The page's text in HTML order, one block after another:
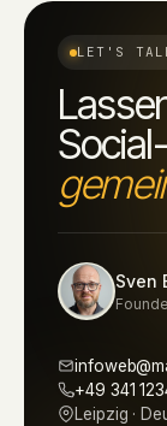
LET'S
Sven
+49 341
Leipzig ·